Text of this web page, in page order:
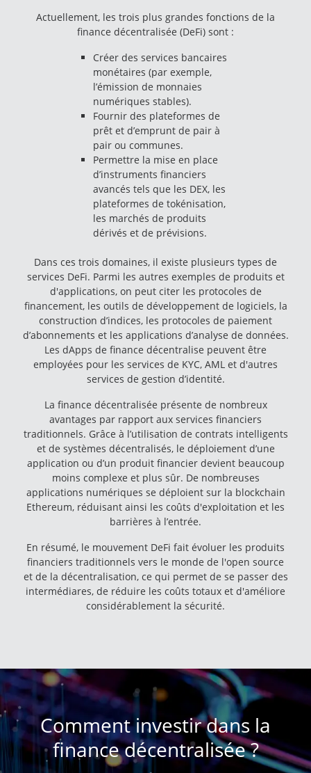
Actuellement, les trois plus grandes fonctions de la
finance décentralisée (DeFi) sont :
Créer des services bancaires
monétaires (par exemple,
l’émission de monnaies
numériques stables).
Fournir des plateformes de
prêt et d’emprunt de pair à
pair ou communes.
Permettre la mise en place
d’instruments financiers
avancés tels que les DEX, les
plateformes de tokénisation,
les marchés de produits
dérivés et de prévisions.
Dans ces trois domaines, il existe plusieurs types de
services DeFi. Parmi les autres exemples de produits et
d'applications, on peut citer les protocoles de
financement, les outils de développement de logiciels, la
construction d’indices, les protocoles de paiement
d’abonnements et les applications d’analyse de données.
Les dApps de finance décentralise peuvent être
employées pour les services de KYC, AML et d'autres
services de gestion d’identité.
La finance décentralisée présente de nombreux
avantages par rapport aux services financiers
traditionnels. Grâce à l’utilisation de contrats intelligents
et de systèmes décentralisés, le déploiement d’une
application ou d’un produit financier devient beaucoup
moins complexe et plus sûr. De nombreuses
applications numériques se déploient sur la blockchain
Ethereum, réduisant ainsi les coûts d'exploitation et les
barrières à l’entrée.
En résumé, le mouvement DeFi fait évoluer les produits
financiers traditionnels vers le monde de l'open source
et de la décentralisation, ce qui permet de se passer des
intermédiares, de réduire les coûts totaux et d'améliore
considérablement la sécurité.
Comment investir dans la
finance décentralisée ?